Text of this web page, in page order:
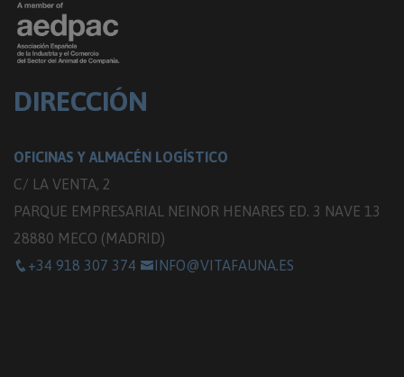
DIRECCIÓN
OFICINAS Y ALMACÉN LOGÍSTICO
C/ LA VENTA, 2
PARQUE EMPRESARIAL NEINOR HENARES ED. 3 NAVE 13
28880 MECO (MADRID)
+34 918 307 374
INFO@VITAFAUNA.ES